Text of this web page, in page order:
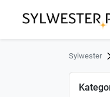
Sylwester